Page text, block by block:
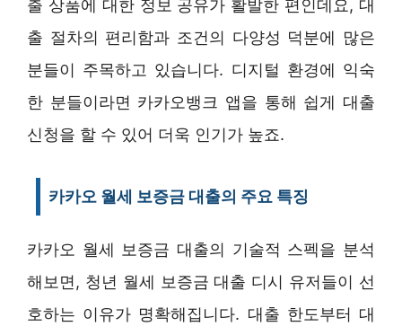
출 상품에 대한 정보 공유가 활발한 편인데요, 대
출 절차의 편리함과 조건의 다양성 덕분에 많은
분들이 주목하고 있습니다. 디지털 환경에 익숙
한 분들이라면 카카오뱅크 앱을 통해 쉽게 대출
신청을 할 수 있어 더욱 인기가 높죠.
카카오 월세 보증금 대출의 주요 특징
카카오 월세 보증금 대출의 기술적 스펙을 분석
해보면, 청년 월세 보증금 대출 디시 유저들이 선
호하는 이유가 명확해집니다. 대출 한도부터 대